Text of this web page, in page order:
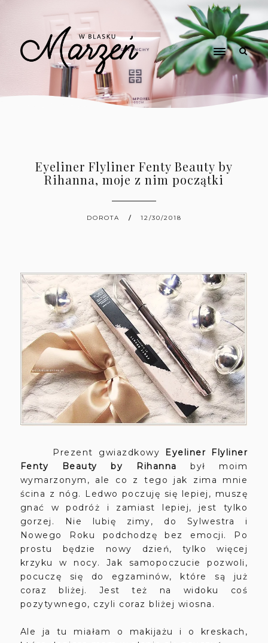
Eyeliner Flyliner Fenty Beauty by
Rihanna, moje z nim początki
DOROTA 12/30/2018
Prezent gwiazdkowy
Eyeliner Flyliner
Fenty Beauty by Rihanna był moim
wymarzonym, ale co z tego jak zima mnie
ścina z nóg. Ledwo poczuję się lepiej, muszę
gnać w podróż i zamiast lepiej, jest tylko
gorzej. Nie lubię zimy, do Sylwestra i
Nowego Roku podchodzę bez emocji. Po
prostu będzie nowy dzień, tylko więcej
krzyku w nocy. Jak samopoczucie pozwoli,
pocuczę się do egzaminów, które są już
coraz bliżej. Jest też na widoku coś
pozytywnego, czyli coraz bliżej wiosna.
Ale ja tu miałam o makijażu i o kreskach,